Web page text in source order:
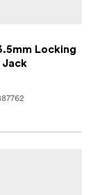
Locking
Jack